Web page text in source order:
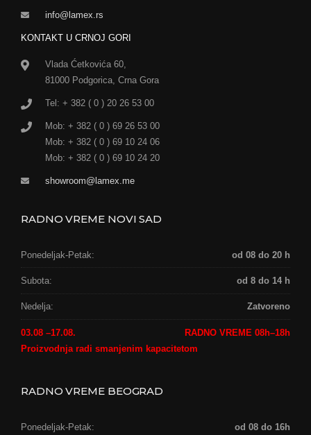
info@lamex.rs
KONTAKT U CRNOJ GORI
Vlada Ćetkovića 60,
81000 Podgorica, Crna Gora
Tel: + 382 ( 0 ) 20 26 53 00
Mob: + 382 ( 0 ) 69 26 53 00
Mob: + 382 ( 0 ) 69 10 24 06
Mob: + 382 ( 0 ) 69 10 24 20
showroom@lamex.me
RADNO VREME NOVI SAD
Ponedeljak-Petak: od 08 do 20 h
Subota: od 8 do 14 h
Nedelja: Zatvoreno
03.08 –17.08.
RADNO VREME 08h–18h
Proizvodnja radi smanjenim kapacitetom
RADNO VREME BEOGRAD
Ponedeljak-Petak: od 08 do 16h